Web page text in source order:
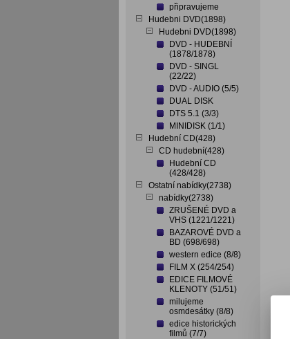
připravujeme
Hudebni DVD(1898)
Hudebni DVD(1898)
DVD - HUDEBNÍ
(1878/1878)
DVD - SINGL
(22/22)
DVD - AUDIO (5/5)
DUAL DISK
DTS 5.1 (3/3)
MINIDISK (1/1)
Hudební CD(428)
CD hudební(428)
Hudební CD
(428/428)
Ostatní nabídky(2738)
nabídky(2738)
ZRUŠENÉ DVD a
VHS (1221/1221)
BAZAROVÉ DVD a
BD (698/698)
western edice (8/8)
FILM X (254/254)
EDICE FILMOVÉ
KLENOTY (51/51)
milujeme
osmdesátky (8/8)
edice historických
filmů (7/7)